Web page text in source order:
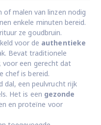
of malen van linzen nodig
enkele minuten bereid.
ze goudbruin.
voor de authentieke
Bevat traditionele
voor een gerecht dat
chef is bereid.
dal, een peulvrucht rijk
Het is een gezonde
en proteïne voor